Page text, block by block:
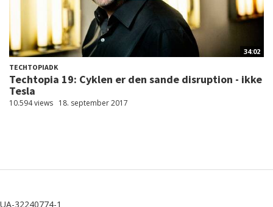
34:02
TECHTOPIADK
Techtopia 19: Cyklen er den sande disruption - ikke
Tesla
10.594 views 18. september 2017
UA-32240774-1